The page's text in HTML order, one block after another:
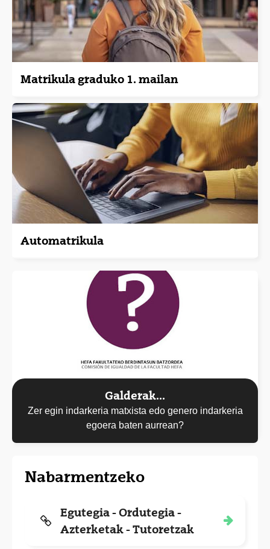
Matrikula graduko 1. mailan
Automatrikula
Galderak...
Zer egin indarkeria matxista edo genero indarkeria
egoera baten aurrean?
Nabarmentzeko
Egutegia - Ordutegia -
Azterketak - Tutoretzak